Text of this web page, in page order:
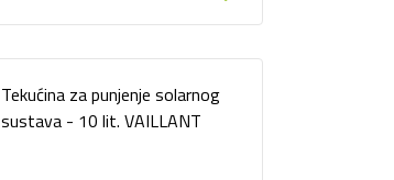
Tekućina za punjenje solarnog
sustava - 10 lit. VAILLANT